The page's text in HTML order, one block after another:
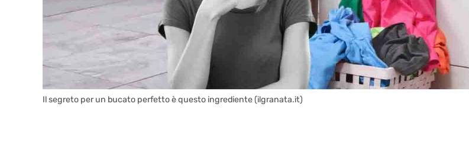
Il segreto per un bucato perfetto è questo ingrediente (ilgranata.it)